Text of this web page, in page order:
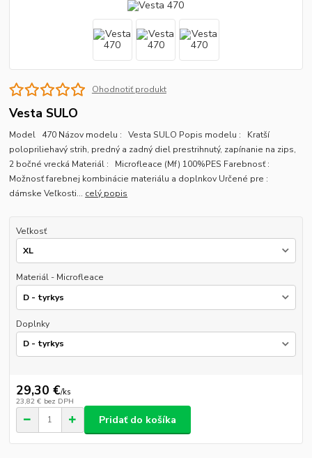
Ohodnotiť produkt
Vesta SULO
Model 470 Názov modelu : Vesta SULO Popis modelu : Kratší
polopriliehavý strih, predný a zadný diel prestrihnutý, zapínanie na zips,
2 bočné vrecká Materiál : Microfleace (Mf) 100%PES Farebnosť :
Možnosť farebnej kombinácie materiálu a doplnkov Určené pre :
dámske Veľkosti... celý popis
Veľkosť
Materiál - Microfleace
Doplnky
29,30 €/ks
23,82 € bez DPH
Pridať do košíka